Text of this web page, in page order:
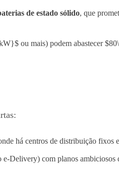
de estado sólido, que
ou mais) podem abastecer
há centros de distribuição fixos
Delivery) com planos ambiciosos